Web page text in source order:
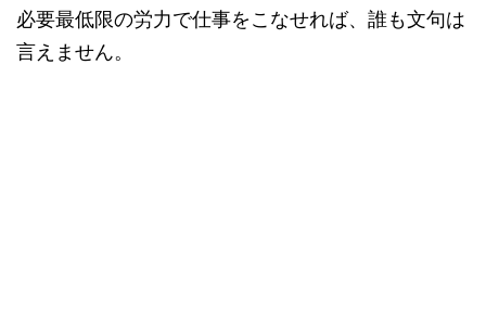
必要最低限の労力で仕事をこなせれば、誰も文句は
言えません。